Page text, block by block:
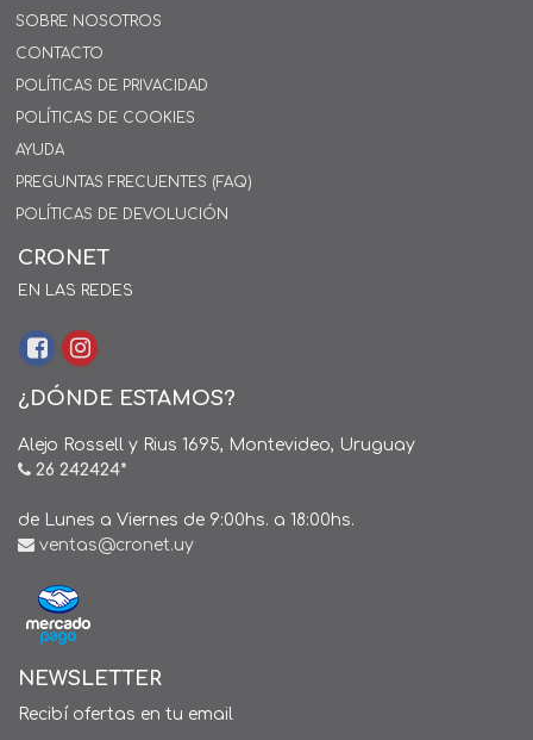
SOBRE NOSOTROS
CONTACTO
POLÍTICAS DE PRIVACIDAD
POLÍTICAS DE COOKIES
AYUDA
PREGUNTAS FRECUENTES (FAQ)
POLÍTICAS DE DEVOLUCIÓN
CRONET
EN LAS REDES
¿DÓNDE ESTAMOS?
Alejo Rossell y Rius 1695, Montevideo, Uruguay
26 242424*
de Lunes a Viernes de 9:00hs. a 18:00hs.
ventas@cronet.uy
NEWSLETTER
Recibí ofertas en tu email